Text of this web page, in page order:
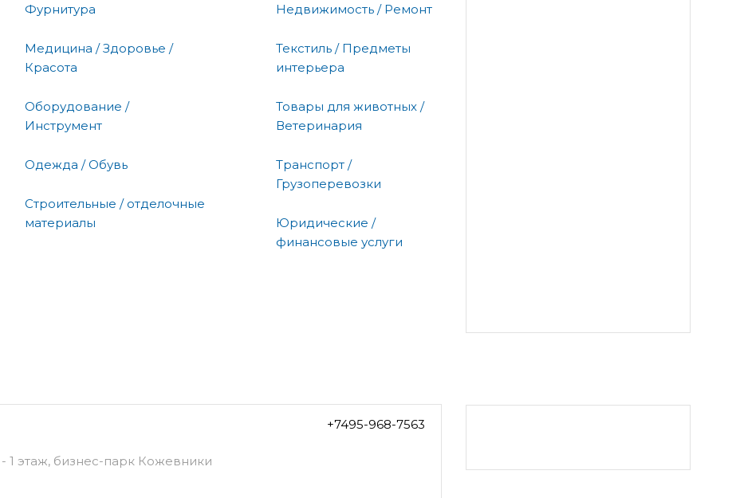
Фурнитура
Медицина / Здоровье /
Красота
Оборудование /
Инструмент
Одежда / Обувь
Строительные / отделочные
материалы
Недвижимость / Ремонт
Текстиль / Предметы
интерьера
Товары для животных /
Ветеринария
Транспорт /
Грузоперевозки
Юридические /
финансовые услуги
1 этаж, бизнес-парк Кожевники
+7495-968-7563